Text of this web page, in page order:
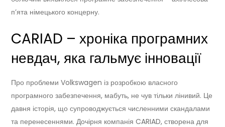
п’ята німецького концерну.
CARIAD – хроніка програмних
невдач, яка гальмує інновації
Про проблеми Volkswagen із розробкою власного
програмного забезпечення, мабуть, не чув тільки лінивий. Це
давня історія, що супроводжується численними скандалами
та перенесеннями. Дочірня компанія CARIAD, створена для